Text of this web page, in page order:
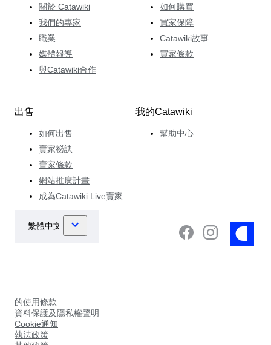
關於 Catawiki
我們的專家
職業
媒體報導
與Catawiki合作
如何購買
買家保障
Catawiki故事
買家條款
出售
如何出售
賣家祕訣
賣家條款
網站推廣計畫
成為Catawiki Live賣家
我的Catawiki
幫助中心
的使用條款
資料保護及隱私權聲明
Cookie通知
執法政策